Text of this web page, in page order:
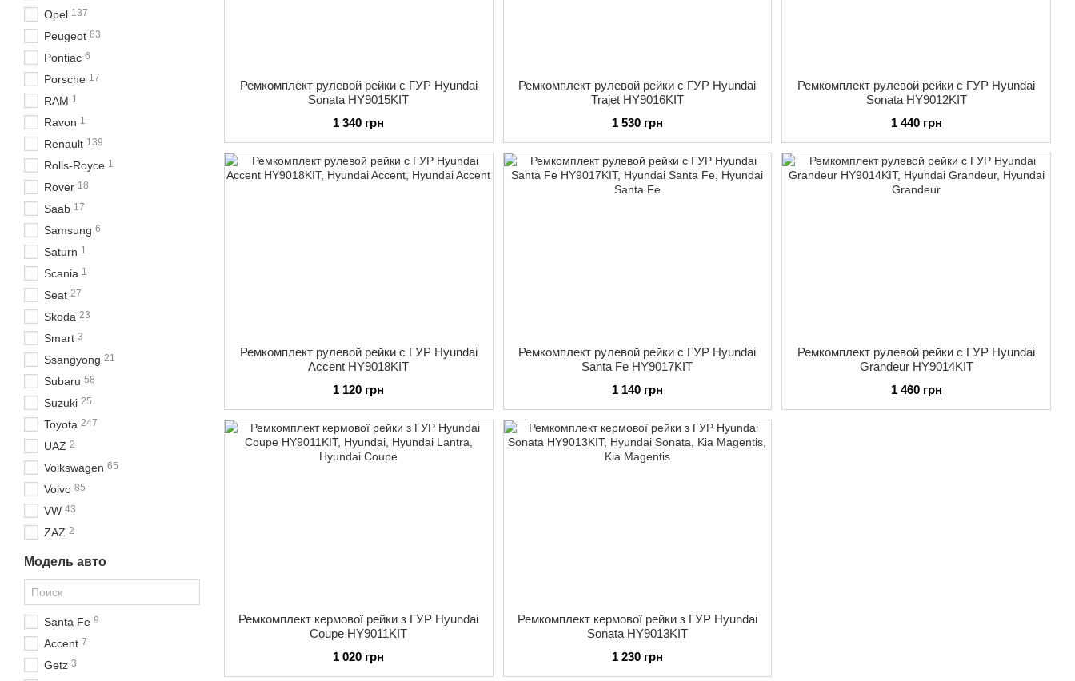
Ремкомплект рулевой рейки с ГУР Hyundai
Sonata HY9015KIT
1 340 грн
Ремкомплект рулевой рейки с ГУР Hyundai
Trajet HY9016KIT
1 530 грн
Ремкомплект рулевой рейки с ГУР Hyundai
Sonata HY9012KIT
1 440 грн
Ремкомплект рулевой рейки с ГУР Hyundai
Accent HY9018KIT
1 120 грн
Ремкомплект рулевой рейки с ГУР Hyundai
Santa Fe HY9017KIT
1 140 грн
Ремкомплект рулевой рейки с ГУР Hyundai
Grandeur HY9014KIT
1 460 грн
Ремкомплект кермової рейки з ГУР Hyundai
Coupe HY9011KIT
1 020 грн
Ремкомплект кермової рейки з ГУР Hyundai
Sonata HY9013KIT
1 230 грн
Opel 137
Peugeot 83
Pontiac 6
Porsche 17
RAM 1
Ravon 1
Renault 139
Rolls-Royce 1
Rover 18
Saab 17
Samsung 6
Saturn 1
Scania 1
Seat 27
Skoda 23
Smart 3
Ssangyong 21
Subaru 58
Suzuki 25
Toyota 247
UAZ 2
Volkswagen 65
Volvo 85
VW 43
ZAZ 2
Модель авто
Santa Fe 9
Accent 7
Getz 3